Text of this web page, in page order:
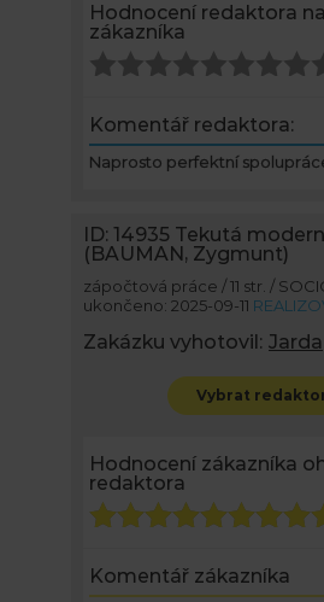
Hodnocení redaktora
zákazníka
Komentář redaktora:
Naprosto perfektní
ID: 14935 Tekutá
(BAUMAN, Zygmunt)
zápočtová práce / 11 str. /
ukončeno: 2025-09-11
Zakázku vyhotovil: Jarda
Vybrat
Hodnocení zákazníka
redaktora
Komentář zákazníka